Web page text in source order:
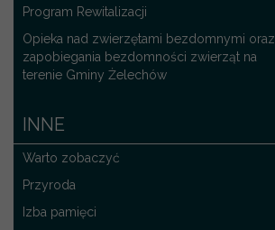
Program Rewitalizacji
Opieka nad zwierzętami bezdomnymi oraz
zapobiegania bezdomności zwierząt na
terenie Gminy Żelechów
INNE
Warto zobaczyć
Przyroda
Izba pamięci